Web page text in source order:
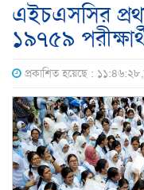
এইচএসসির
১৯৭৫৯
প্রকাশিত হয়েছে :